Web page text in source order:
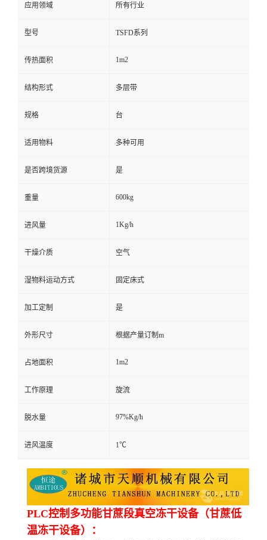
应用领域 所有行业
型号 TSFD系列
传热面积 1m2
结构形式 多层带
规格 台
适用物料 多种可用
是否跨境货源 是
重量 600kg
进风量 1Kg/h
干燥介质 空气
湿物料运动方式 固定床式
加工定制 是
外形尺寸 根据产量订制m
占地面积 1m2
工作原理 旋流
脱水量 97%Kg/h
进风温度 1℃
PLC控制多功能甘蔗段真空冻干设备（甘蔗低
温冻干设备）：